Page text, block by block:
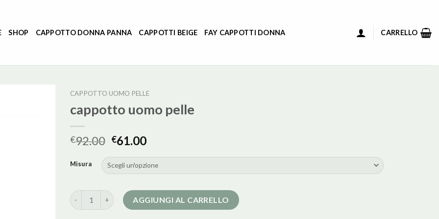
SHOP CAPPOTTO DONNA PANNA CAPPOTTI BEIGE FAY CAPPOTTI DONNA CARRELLO
CAPPOTTO UOMO PELLE
cappotto uomo pelle
€92.00 €61.00
Misura
cappotto uomo pelle quantitàAGGIUNGI AL CARRELLO